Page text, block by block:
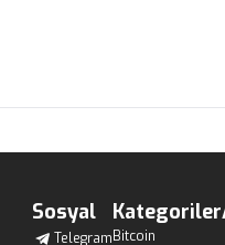
Sosyal
Telegram
Kategoriler
Bitcoin